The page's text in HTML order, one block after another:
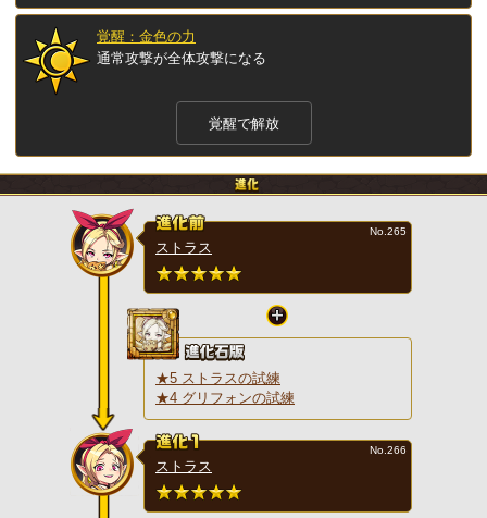
覚醒：金色の力
通常攻撃が全体攻撃になる
覚醒で解放
ストラス
No.265
★5 ストラスの試練
★4 グリフォンの試練
ストラス
No.266